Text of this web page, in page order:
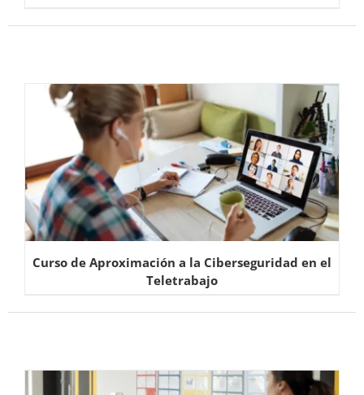
Curso de Aproximación a la Ciberseguridad en el
Teletrabajo